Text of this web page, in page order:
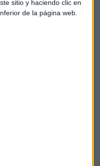
sitio y haciendo clic en
de la página web.